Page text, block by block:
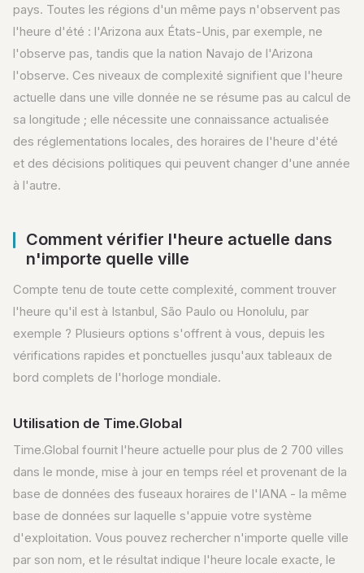
pays. Toutes les régions d'un même pays n'observent pas
l'heure d'été : l'Arizona aux États-Unis, par exemple, ne
l'observe pas, tandis que la nation Navajo de l'Arizona
l'observe. Ces niveaux de complexité signifient que l'heure
actuelle dans une ville donnée ne se résume pas au calcul de
sa longitude ; elle nécessite une connaissance actualisée
des réglementations locales, des horaires de l'heure d'été
et des décisions politiques qui peuvent changer d'une année
à l'autre.
Comment vérifier l'heure actuelle dans
n'importe quelle ville
Compte tenu de toute cette complexité, comment trouver
l'heure qu'il est à Istanbul, São Paulo ou Honolulu, par
exemple ? Plusieurs options s'offrent à vous, depuis les
vérifications rapides et ponctuelles jusqu'aux tableaux de
bord complets de l'horloge mondiale.
Utilisation de Time.Global
Time.Global fournit l'heure actuelle pour plus de 2 700 villes
dans le monde, mise à jour en temps réel et provenant de la
base de données des fuseaux horaires de l'IANA - la même
base de données sur laquelle s'appuie votre système
d'exploitation. Vous pouvez rechercher n'importe quelle ville
par son nom, et le résultat indique l'heure locale exacte, le